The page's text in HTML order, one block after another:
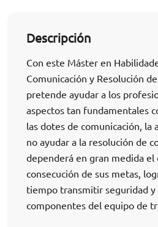
Descripción
Con este Máster en
Comunicación y Resolución
pretende ayudar a los
aspectos tan fundamentales
las dotes de comunicación, la
no ayudar a la resolución de
dependerá en gran medida el
consecución de sus metas,
tiempo transmitir seguridad y
componentes del equipo de